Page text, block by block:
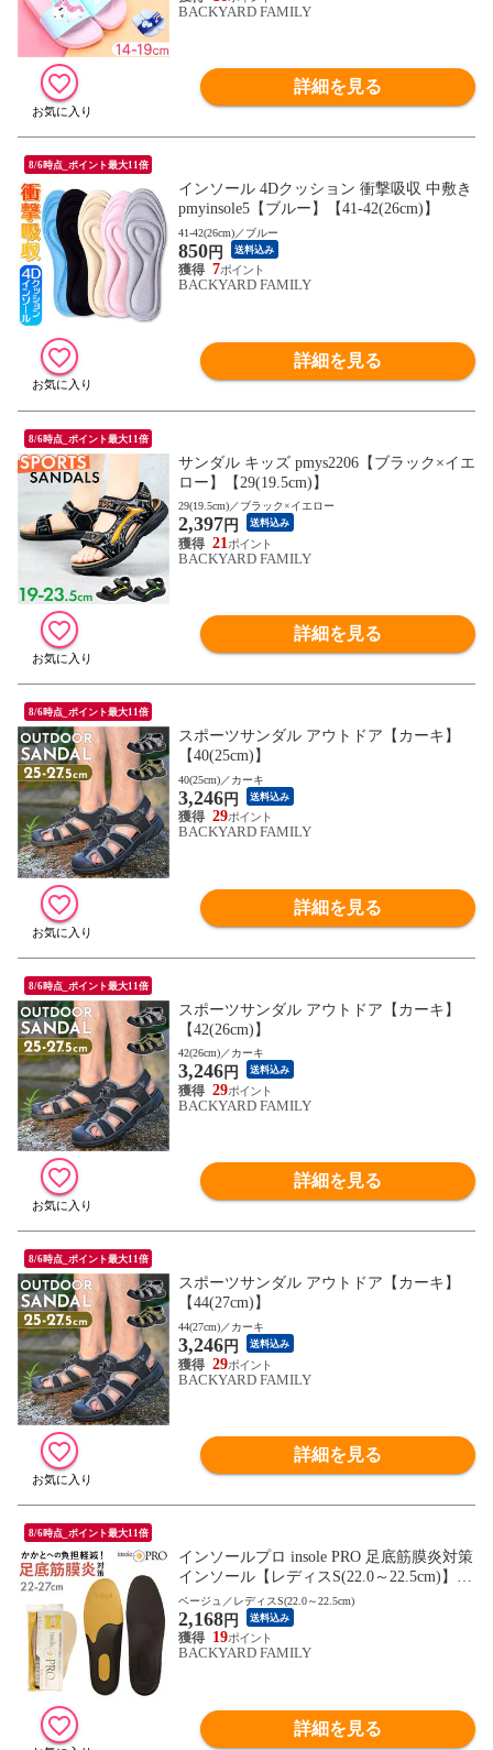
BACKYARD FAMILY
詳細を見る
8/6時点_ポイント最大11倍
インソール 4Dクッション 衝撃吸収 中敷き
pmyinsole5【ブルー】【41-42(26cm)】
41-42(26cm)／ブルー
850円 送料込み
7
BACKYARD FAMILY
詳細を見る
8/6時点_ポイント最大11倍
サンダル キッズ pmys2206【ブラック×イエ
ロー】【29(19.5cm)】
29(19.5cm)／ブラック×イエロー
2,397 円 送料込み
21
BACKYARD FAMILY
詳細を見る
8/6時点_ポイント最大11倍
スポーツサンダル アウトドア【カーキ】
【40(25cm)】
40(25cm)／カーキ
3,246円 送料込み
29
BACKYARD FAMILY
詳細を見る
8/6時点_ポイント最大11倍
スポーツサンダル アウトドア【カーキ】
【42(26cm)】
42(26cm)／カーキ
3,246円 送料込み
29
BACKYARD FAMILY
詳細を見る
8/6時点_ポイント最大11倍
スポーツサンダル アウトドア【カーキ】
【44(27cm)】
44(27cm)／カーキ
3,246円 送料込み
29
BACKYARD FAMILY
詳細を見る
8/6時点_ポイント最大11倍
インソールプロ insole PRO 足底筋膜炎対策
インソール【レディスS(22.0～22.5cm)】
【ベージュ】
ベージュ／レディスS(22.0～22.5cm)
2,168円 送料込み
19
BACKYARD FAMILY
詳細を見る